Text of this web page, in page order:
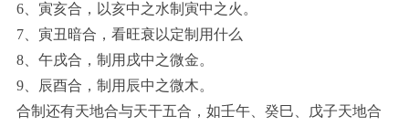
6、寅亥合，以亥中之水制寅中之火。
7、寅丑暗合，看旺衰以定制用什么
8、午戌合，制用戌中之微金。
9、辰酉合，制用辰中之微木。
合制还有天地合与天干五合，如壬午、癸巳、戊子天地合